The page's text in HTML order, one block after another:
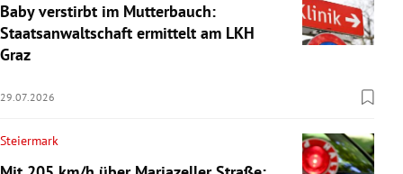
Baby verstirbt im Mutterbauch:
Staatsanwaltschaft ermittelt am LKH
Graz
29.07.2026
Steiermark